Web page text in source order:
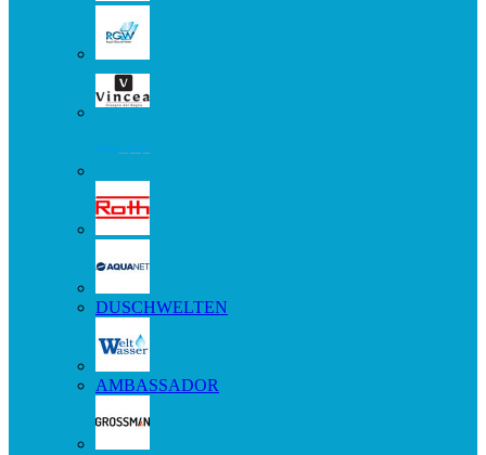
DUSCHWELTEN
AMBASSADOR